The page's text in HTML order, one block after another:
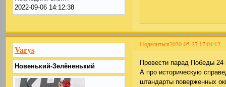
2022-09-06 14:12:38
Поделиться2020-05-27 17:01:12
Varys
Новенький-Зелёненький
Провести парад Победы
А про историческую
штандарты поверженных